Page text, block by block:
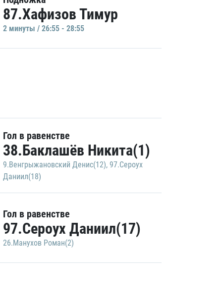
87.Хафизов Тимур
2 минуты / 26:55 - 28:55
Гол в равенстве
38.Баклашёв Никита(1)
9.Венгрыжановский Денис(12), 97.Сероух
Даниил(18)
Гол в равенстве
97.Сероух Даниил(17)
26.Манухов Роман(2)